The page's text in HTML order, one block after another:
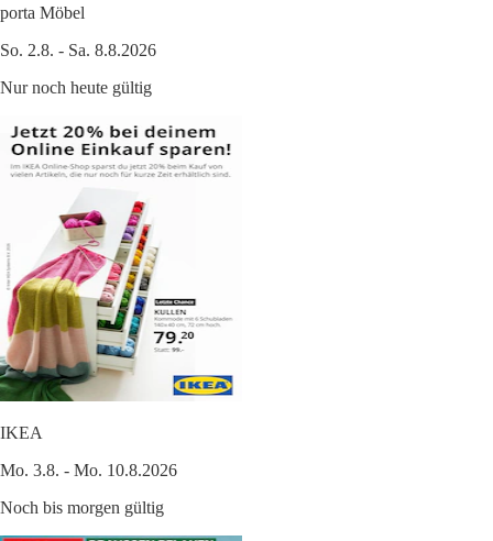
porta Möbel
So. 2.8. - Sa. 8.8.2026
Nur noch heute gültig
IKEA
Mo. 3.8. - Mo. 10.8.2026
Noch bis morgen gültig